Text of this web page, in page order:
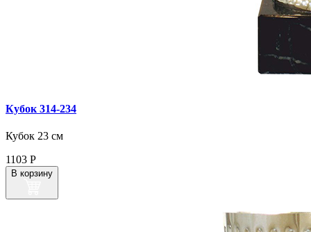
Кубок 314‑234
Кубок 23 см
1103 Р
В корзину